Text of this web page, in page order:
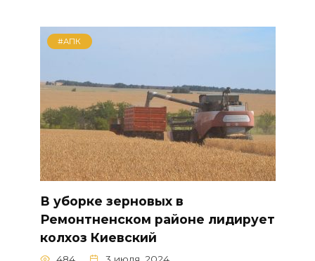
#АПК
В уборке зерновых в
Ремонтненском районе лидирует
колхоз Киевский
484 3 июля, 2024